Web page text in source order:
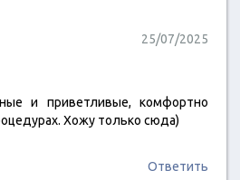
25/07/2025
и приветливые, комфортно
Хожу только сюда)
Ответить